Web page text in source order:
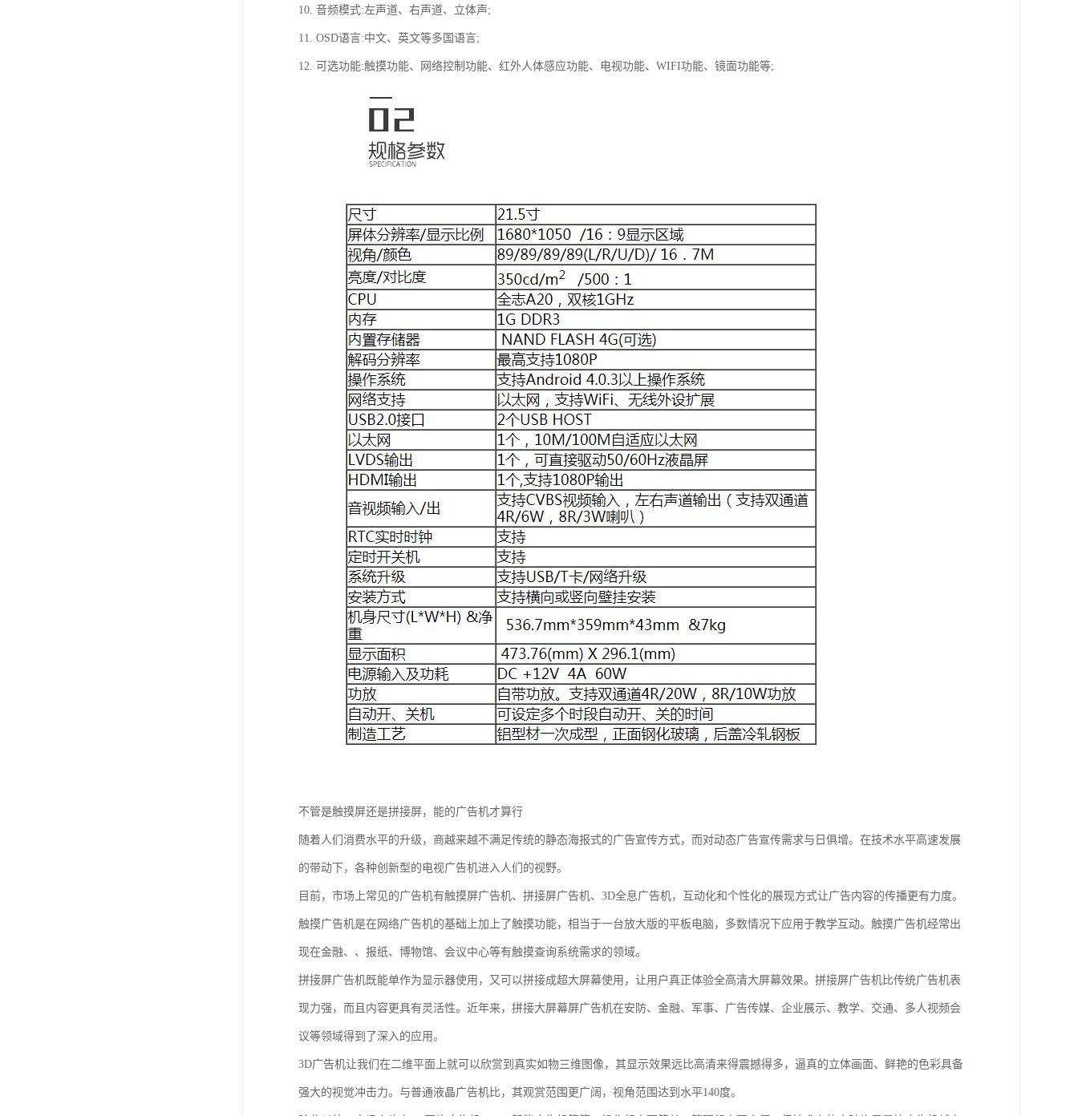
10. 音频模式:左声道、右声道、立体声;
11. OSD语言:中文、英文等多国语言;
12. 可选功能:触摸功能、网络控制功能、红外人体感应功能、电视功能、WIFI功能、镜面功能等;
不管是触摸屏还是拼接屏，能的广告机才算行
随着人们消费水平的升级，商越来越不满足传统的静态海报式的广告宣传方式，而对动态广告宣传需求与日俱增。在技术水平高速发展
的带动下，各种创新型的电视广告机进入人们的视野。
目前，市场上常见的广告机有触摸屏广告机、拼接屏广告机、3D全息广告机，互动化和个性化的展现方式让广告内容的传播更有力度。
触摸广告机是在网络广告机的基础上加上了触摸功能，相当于一台放大版的平板电脑，多数情况下应用于教学互动。触摸广告机经常出
现在金融、、报纸、博物馆、会议中心等有触摸查询系统需求的领域。
拼接屏广告机既能单作为显示器使用，又可以拼接成超大屏幕使用，让用户真正体验全高清大屏幕效果。拼接屏广告机比传统广告机表
现力强，而且内容更具有灵活性。近年来，拼接大屏幕屏广告机在安防、金融、军事、广告传媒、企业展示、教学、交通、多人视频会
议等领域得到了深入的应用。
3D广告机让我们在二维平面上就可以欣赏到真实如物三维图像，其显示效果远比高清来得震撼得多，逼真的立体画面、鲜艳的色彩具备
强大的视觉冲击力。与普通液晶广告机比，其观赏范围更广阔，视角范围达到水平140度。